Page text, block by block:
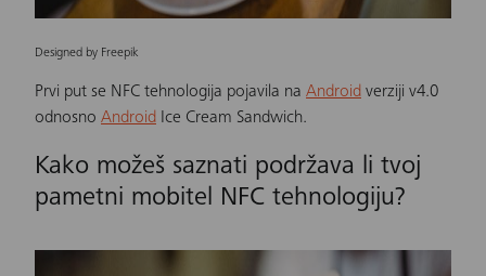
Designed by Freepik
Prvi put se NFC tehnologija pojavila na Android verziji v4.0
odnosno Android Ice Cream Sandwich.
Kako možeš saznati podržava li tvoj
pametni mobitel NFC tehnologiju?